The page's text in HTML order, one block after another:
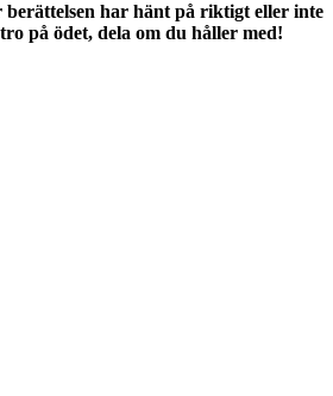
berättelsen har hänt på riktigt eller inte
på ödet, dela om du håller med!